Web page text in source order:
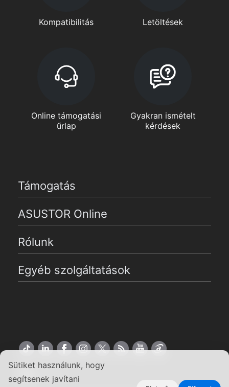
Sütiket használunk, hogy
segítsenek javítani
Kompatibilitás Letöltések
Online támogatási
űrlap
Gyakran ismételt
kérdések
Támogatás
ASUSTOR Online
Rólunk
Egyéb szolgáltatások
Magyar